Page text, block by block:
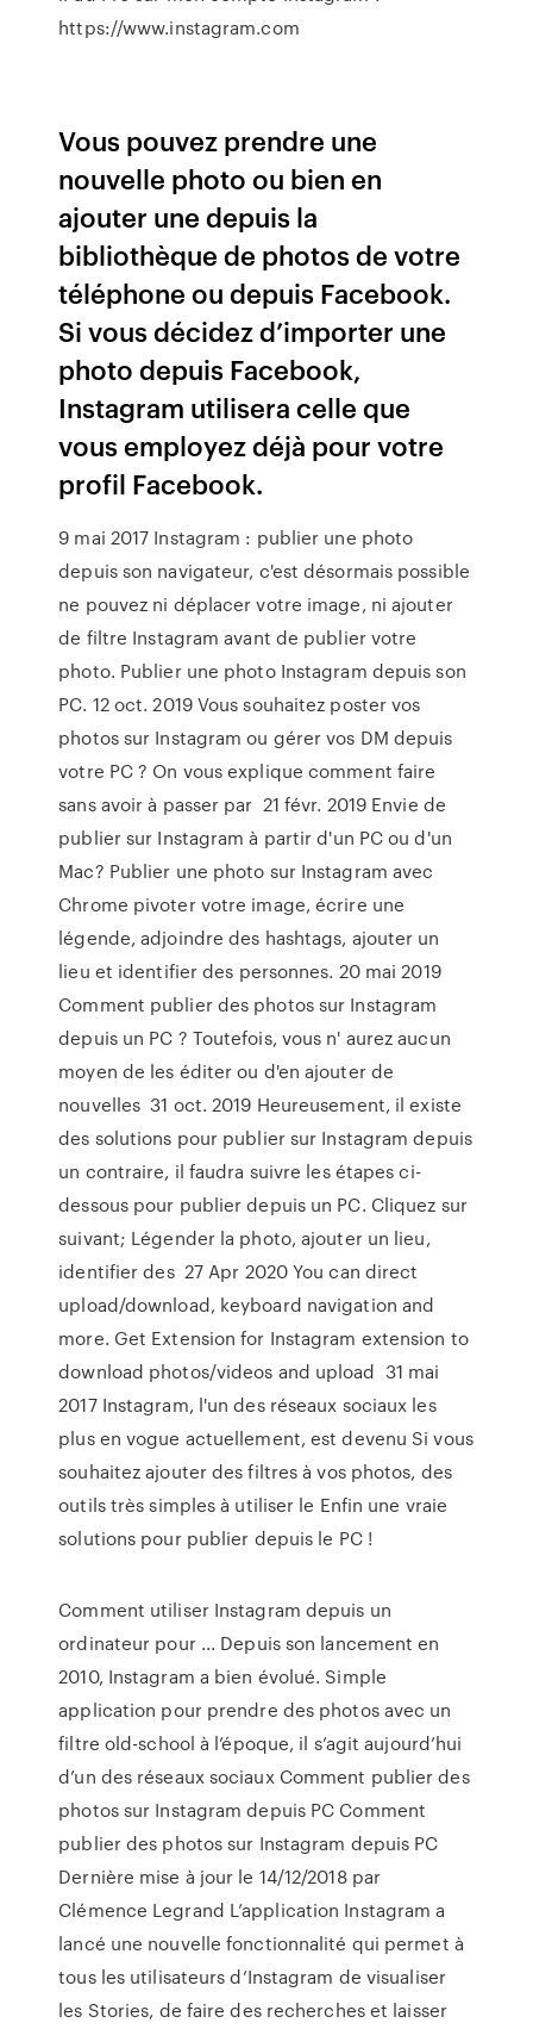
https://www.instagram.com
Vous pouvez prendre une
nouvelle photo ou bien en
ajouter une depuis la
bibliothèque de photos de votre
téléphone ou depuis Facebook.
Si vous décidez d’importer une
photo depuis Facebook,
Instagram utilisera celle que
vous employez déjà pour votre
profil Facebook.
9 mai 2017 Instagram : publier une photo
depuis son navigateur, c'est désormais possible
ne pouvez ni déplacer votre image, ni ajouter
de filtre Instagram avant de publier votre
photo. Publier une photo Instagram depuis son
PC. 12 oct. 2019 Vous souhaitez poster vos
photos sur Instagram ou gérer vos DM depuis
votre PC ? On vous explique comment faire
sans avoir à passer par 21 févr. 2019 Envie de
publier sur Instagram à partir d'un PC ou d'un
Mac? Publier une photo sur Instagram avec
Chrome pivoter votre image, écrire une
légende, adjoindre des hashtags, ajouter un
lieu et identifier des personnes. 20 mai 2019
Comment publier des photos sur Instagram
depuis un PC ? Toutefois, vous n' aurez aucun
moyen de les éditer ou d'en ajouter de
nouvelles 31 oct. 2019 Heureusement, il existe
des solutions pour publier sur Instagram depuis
un contraire, il faudra suivre les étapes ci-
dessous pour publier depuis un PC. Cliquez sur
suivant; Légender la photo, ajouter un lieu,
identifier des 27 Apr 2020 You can direct
upload/download, keyboard navigation and
more. Get Extension for Instagram extension to
download photos/videos and upload 31 mai
2017 Instagram, l'un des réseaux sociaux les
plus en vogue actuellement, est devenu Si vous
souhaitez ajouter des filtres à vos photos, des
outils très simples à utiliser le Enfin une vraie
solutions pour publier depuis le PC !
Comment utiliser Instagram depuis un
ordinateur pour ... Depuis son lancement en
2010, Instagram a bien évolué. Simple
application pour prendre des photos avec un
filtre old-school à l’époque, il s’agit aujourd’hui
d’un des réseaux sociaux Comment publier des
photos sur Instagram depuis PC Comment
publier des photos sur Instagram depuis PC
Dernière mise à jour le 14/12/2018 par
Clémence Legrand L’application Instagram a
lancé une nouvelle fonctionnalité qui permet à
tous les utilisateurs d’Instagram de visualiser
les Stories, de faire des recherches et laisser